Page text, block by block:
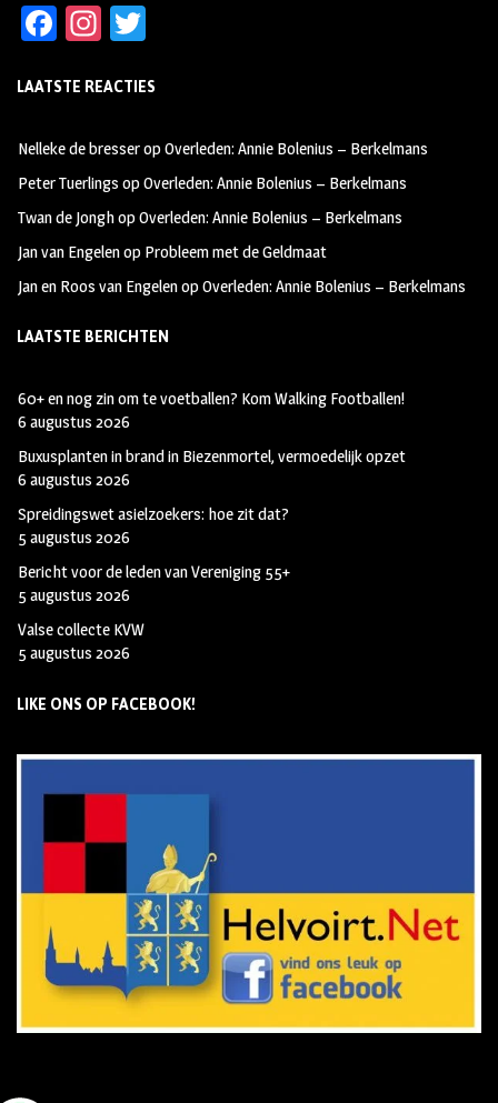
Fa
b
oo
k
In
ag
m
tt
LAATSTE REACTIES
Nelleke de bresseropOverleden: Annie Bolenius – Berkelmans
Peter Tuerlings opOverleden: Annie Bolenius – Berkelmans
Twan de JonghopOverleden: Annie Bolenius – Berkelmans
Jan van Engelenop Probleem met de Geldmaat
Jan en Roos van EngelenopOverleden: Annie Bolenius – Berkelmans
LAATSTE BERICHTEN
60+ en nog zin om te voetballen? Kom Walking Footballen!
6 augustus 2026
Buxusplanten in brand in Biezenmortel, vermoedelijk opzet
6 augustus 2026
Spreidingswet asielzoekers: hoe zit dat?
5 augustus 2026
Bericht voor de leden van Vereniging 55+
5 augustus 2026
Valse collecte KVW
5 augustus 2026
LIKE ONS OP FACEBOOK!